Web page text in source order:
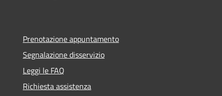
Prenotazione appuntamento
Segnalazione disservizio
Leggi le FAQ
Richiesta assistenza